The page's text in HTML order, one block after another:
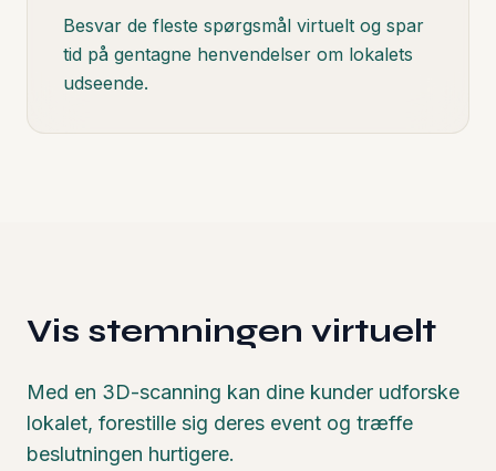
Besvar de fleste spørgsmål virtuelt og spar
tid på gentagne henvendelser om lokalets
udseende.
Vis stemningen virtuelt
Med en 3D-scanning kan dine kunder udforske
lokalet, forestille sig deres event og træffe
beslutningen hurtigere.